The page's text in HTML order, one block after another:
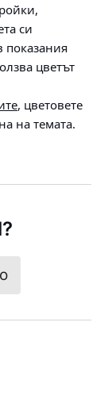
,
си
показания
цветът
, цветовете
на темата.